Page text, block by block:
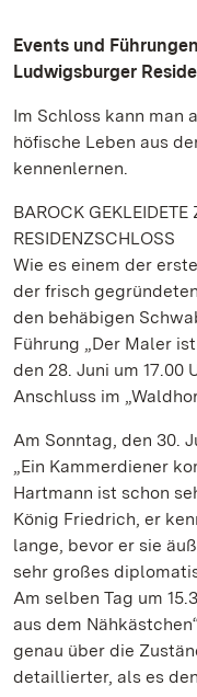
Events und
Ludwigsburger
Im Schloss kann man
höfische Leben aus
kennenlernen.
BAROCK GEKLEIDETE
RESIDENZSCHLOSS
Wie es einem der
der frisch
den behäbigen
Führung „Der Maler
den 28. Juni um 17.00
Anschluss im
Am Sonntag, den 30.
„Ein Kammerdiener
Hartmann ist schon
König Friedrich, er
lange, bevor er sie
sehr großes
Am selben Tag um
aus dem
genau über die
detaillierter, als es